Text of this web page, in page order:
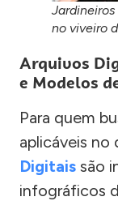
no viveiro
Arquivos
e Modelos
Para quem
aplicáveis no
Digitais são
infográficos